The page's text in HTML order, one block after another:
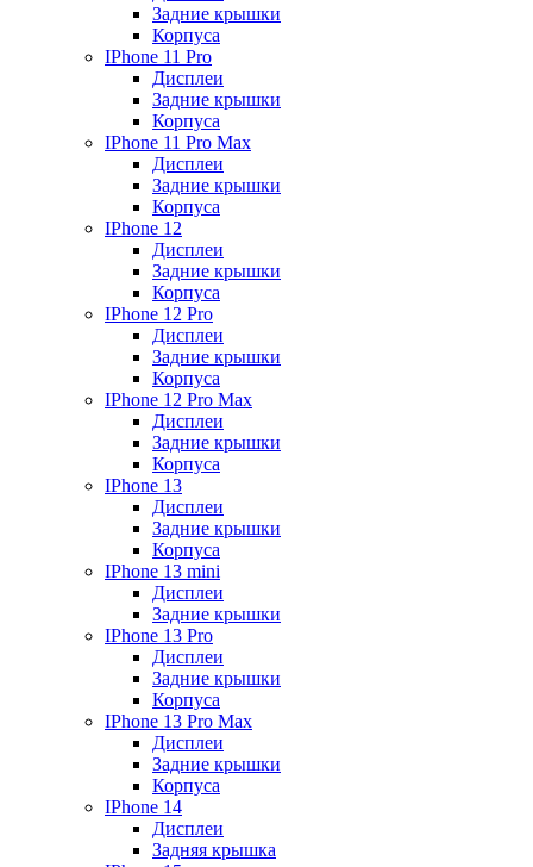
Задние крышки
Корпуса
IPhone 11 Pro
Дисплеи
Задние крышки
Корпуса
IPhone 11 Pro Max
Дисплеи
Задние крышки
Корпуса
IPhone 12
Дисплеи
Задние крышки
Корпуса
IPhone 12 Pro
Дисплеи
Задние крышки
Корпуса
IPhone 12 Pro Max
Дисплеи
Задние крышки
Корпуса
IPhone 13
Дисплеи
Задние крышки
Корпуса
IPhone 13 mini
Дисплеи
Задние крышки
IPhone 13 Pro
Дисплеи
Задние крышки
Корпуса
IPhone 13 Pro Max
Дисплеи
Задние крышки
Корпуса
IPhone 14
Дисплеи
Задняя крышка